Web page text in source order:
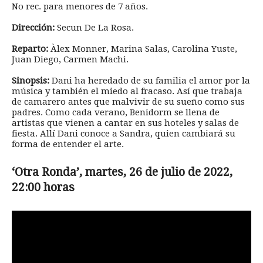
No rec. para menores de 7 años.
Dirección: Secun De La Rosa.
Reparto: Àlex Monner, Marina Salas, Carolina Yuste,
Juan Diego, Carmen Machi.
Sinopsis: Dani ha heredado de su familia el amor por la
música y también el miedo al fracaso. Así que trabaja
de camarero antes que malvivir de su sueño como sus
padres. Como cada verano, Benidorm se llena de
artistas que vienen a cantar en sus hoteles y salas de
fiesta. Allí Dani conoce a Sandra, quien cambiará su
forma de entender el arte.
‘Otra Ronda’, martes, 26 de julio de 2022,
22:00 horas